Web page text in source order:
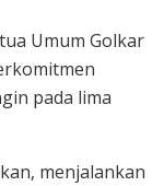
Umum Golkar
pada lima
menjalankan